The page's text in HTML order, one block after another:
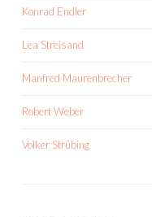
Konrad Endler
Lea Streisand
Manfred Maurenbrecher
Robert Weber
Volker Strübing